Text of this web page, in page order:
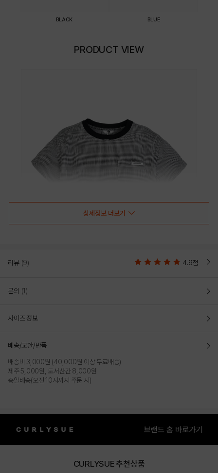
BLACK BLUE
PRODUCT VIEW
상세정보 더보기
리뷰 (9) 4.9점
문의 (1)
사이즈 정보
배송/교환/반품
배송비 3,000원 (40,000원 이상 무료배송)
제주 5,000원, 도서산간 8,000원
총알배송(오전 10시까지 주문 시)
CURLYSUE 추천상품